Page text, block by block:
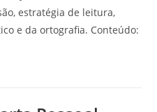
estratégia de leitura,
e da ortografia. Conteúdo: